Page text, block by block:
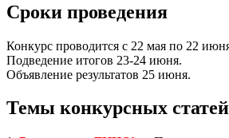
Сроки проведения
Конкурс проводится с 22 мая по 22
Подведение итогов 23-24 июня.
Объявление результатов 25 июня.
Темы конкурсных статей